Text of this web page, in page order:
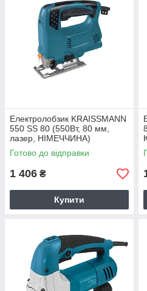
Електролобзик KRAISSMANN
550 SS 80 (550Вт, 80 мм,
лазер, НІМЕЧЧИНА)
Готово до відправки
1 406 ₴
Купити